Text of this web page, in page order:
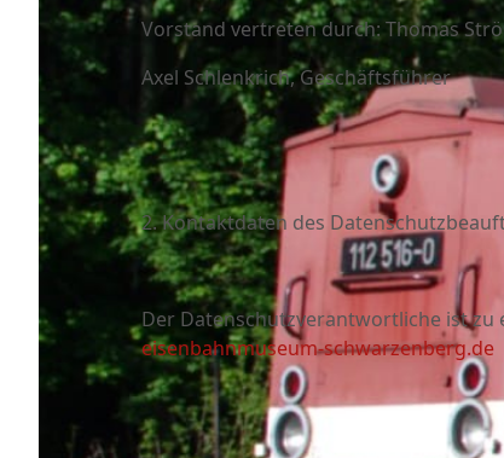
Vorstand vertreten durch: Thomas
Axel Schlenkrich, Geschäftsführer
2. Kontaktdaten des
Der Datenschutzverantwortliche ist zu
eisenbahnmuseum-schwarzenberg.de